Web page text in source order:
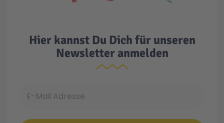
Hier kannst Du Dich für unseren
Newsletter anmelden